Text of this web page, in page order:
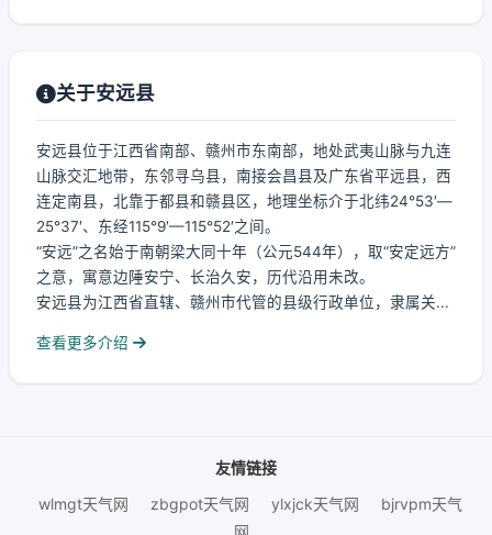
关于安远县
安远县位于江西省南部、赣州市东南部，地处武夷山脉与九连
山脉交汇地带，东邻寻乌县，南接会昌县及广东省平远县，西
连定南县，北靠于都县和赣县区，地理坐标介于北纬24°53′—
25°37′、东经115°9′—115°52′之间。
“安远”之名始于南朝梁大同十年（公元544年），取“安定远方”
之意，寓意边陲安宁、长治久安，历代沿用未改。
安远县为江西省直辖、赣州市代管的县级行政单位，隶属关...
查看更多介绍
友情链接
wlmgt天气网
zbgpot天气网 ylxjck天气网
bjrvpm天气
网